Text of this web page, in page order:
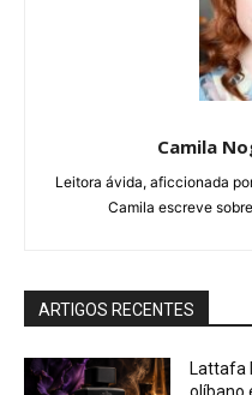
Camila
Leitora ávida, aficcionada
Camila escreve
ARTIGOS RECENTES
Lattafa
olíbano